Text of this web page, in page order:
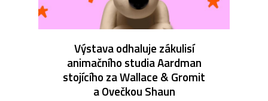
Výstava odhaluje zákulisí
animačního studia Aardman
stojícího za Wallace & Gromit
a Ovečkou Shaun